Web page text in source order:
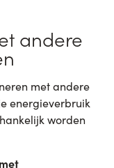
andere
met andere
energieverbruik
worden